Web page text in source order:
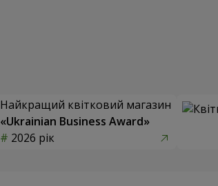
Найкращий квітковий магазин
«Ukrainian Business Award»
2026 рік